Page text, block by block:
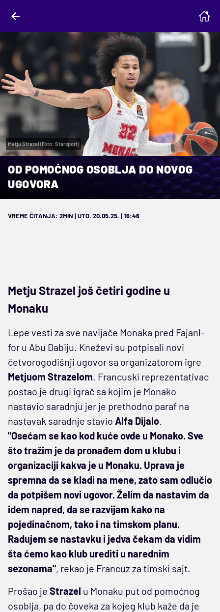
Metju Strazel (Foto: Starsport)
OD POMOĆNOG OSOBLJA DO NOVOG
UGOVORA
VREME ČITANJA: 2MIN | UTO. 20.05.25. | 16:46
Metju Strazel još četiri godine u
Monaku
Lepe vesti za sve navijače Monaka pred Fajanl-
for u Abu Dabiju. Kneževi su potpisali novi
četvorogodišnji ugovor sa organizatorom igre
Metjuom Strazelom. Francuski reprezentativac
postao je drugi igrač sa kojim je Monako
nastavio saradnju jer je prethodno paraf na
nastavak saradnje stavio Alfa Dijalo.
"Osećam se kao kod kuće ovde u Monako. Sve
što tražim je da pronađem dom u klubu i
organizaciji kakva je u Monaku. Uprava je
spremna da se kladi na mene, zato sam odlučio
da potpišem novi ugovor. Želim da nastavim da
idem napred, da se razvijam kako na
pojedinačnom, tako i na timskom planu.
Radujem se nastavku i jedva čekam da vidim
šta ćemo kao klub urediti u narednim
sezonama", rekao je Francuz za timski sajt.
Prošao je Strazel u Monaku put od pomoćnog
osoblja, pa do čoveka za kojeg klub kaže da je